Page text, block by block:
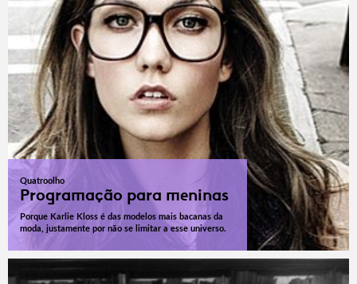
Quatroolho
Programação para meninas
Porque Karlie Kloss é das modelos mais bacanas da
moda, justamente por não se limitar a esse universo.